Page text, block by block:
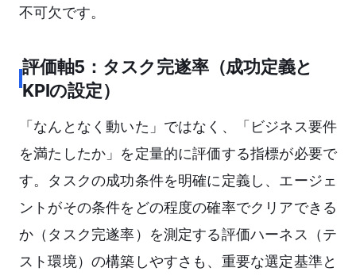
不可欠です。
評価軸5：タスク完遂率（成功定義と
KPIの設定）
「なんとなく動いた」ではなく、「ビジネス要件
を満たしたか」を定量的に評価する指標が必要で
す。タスクの成功条件を明確に定義し、エージェ
ントがその条件をどの程度の確率でクリアできる
か（タスク完遂率）を測定する評価ハーネス（テ
スト環境）の構築しやすさも、重要な選定基準と